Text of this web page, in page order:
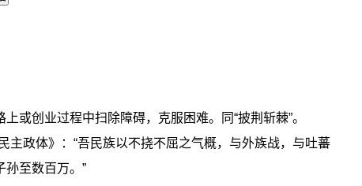
或创业过程中扫除障碍，克服困难。同“披荆斩棘”。
主政体》：“吾民族以不挠不屈之气概，与外族战，与吐蕃
孙至数百万。”